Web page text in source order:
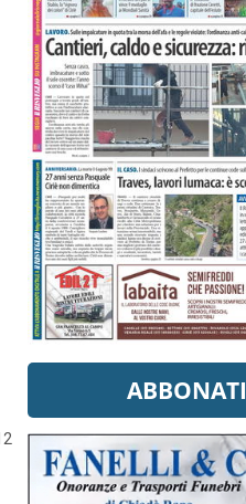
ABBONATI